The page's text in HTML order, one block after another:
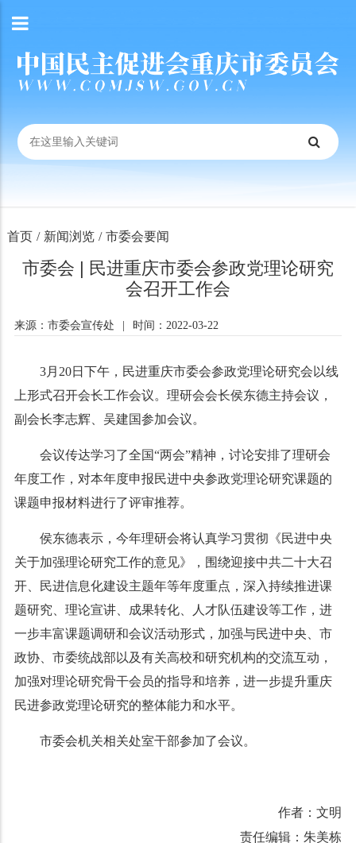
首页 / 新闻浏览 / 市委会要闻
市委会 | 民进重庆市委会参政党理论研究
会召开工作会
来源：市委会宣传处 时间：2022-03-22
3月20日下午，民进重庆市委会参政党理论研究会以线
上形式召开会长工作会议。理研会会长侯东德主持会议，
副会长李志辉、吴建国参加会议。
会议传达学习了全国“两会”精神，讨论安排了理研会
年度工作，对本年度申报民进中央参政党理论研究课题的
课题申报材料进行了评审推荐。
侯东德表示，今年理研会将认真学习贯彻《民进中央
关于加强理论研究工作的意见》，围绕迎接中共二十大召
开、民进信息化建设主题年等年度重点，深入持续推进课
题研究、理论宣讲、成果转化、人才队伍建设等工作，进
一步丰富课题调研和会议活动形式，加强与民进中央、市
政协、市委统战部以及有关高校和研究机构的交流互动，
加强对理论研究骨干会员的指导和培养，进一步提升重庆
民进参政党理论研究的整体能力和水平。
市委会机关相关处室干部参加了会议。
作者：文明
责任编辑：朱美栋